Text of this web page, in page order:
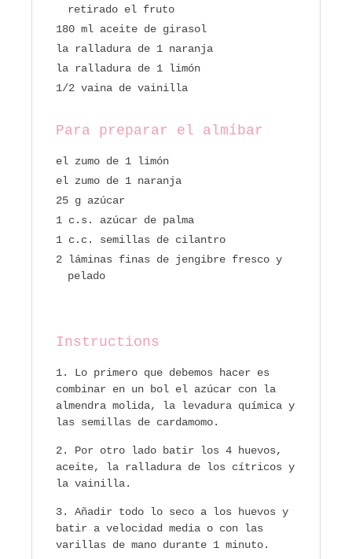
retirado el fruto
180 ml aceite de girasol
la ralladura de 1 naranja
la ralladura de 1 limón
1/2 vaina de vainilla
Para preparar el almíbar
el zumo de 1 limón
el zumo de 1 naranja
25 g azúcar
1 c.s. azúcar de palma
1 c.c. semillas de cilantro
2 láminas finas de jengibre fresco y
pelado
Instructions
Lo primero que debemos hacer es
combinar en un bol el azúcar con la
almendra molida, la levadura química y
las semillas de cardamomo.
Por otro lado batir los 4 huevos,
aceite, la ralladura de los cítricos y
la vainilla.
Añadir todo lo seco a los huevos y
batir a velocidad media o con las
varillas de mano durante 1 minuto.